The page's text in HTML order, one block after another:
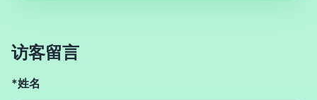
访客留言
*姓名